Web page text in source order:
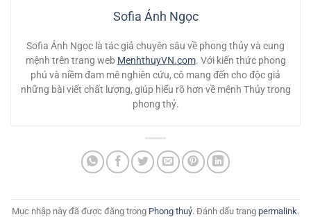
Sofia Ánh Ngọc
Sofia Ánh Ngọc là tác giả chuyên sâu về phong thủy và cung
mệnh trên trang web MenhthuyVN.com. Với kiến thức phong
phú và niềm đam mê nghiên cứu, cô mang đến cho độc giả
những bài viết chất lượng, giúp hiểu rõ hơn về mệnh Thủy trong
phong thỷ.
Mục nhập này đã được đăng trong Phong thuỷ. Đánh dấu trang permalink.